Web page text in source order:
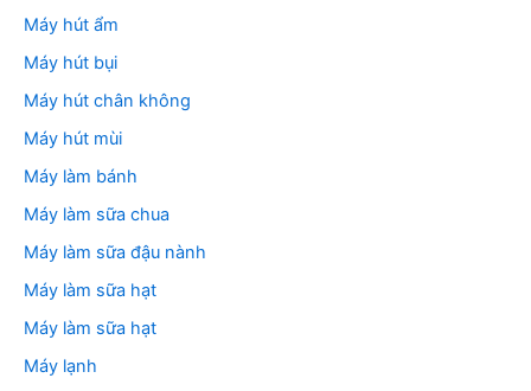
Máy hút ẩm
Máy hút bụi
Máy hút chân không
Máy hút mùi
Máy làm bánh
Máy làm sữa chua
Máy làm sữa đậu nành
Máy làm sữa hạt
Máy làm sữa hạt
Máy lạnh